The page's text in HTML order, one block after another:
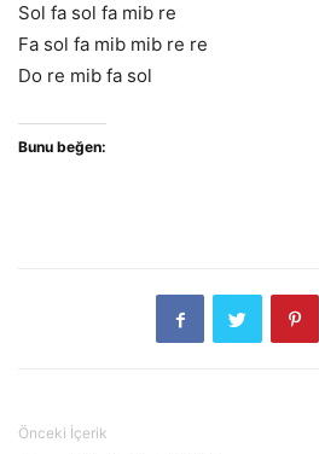
Sol fa sol fa mib re
Fa sol fa mib mib re re
Do re mib fa sol
Bunu beğen:
Önceki İçerik